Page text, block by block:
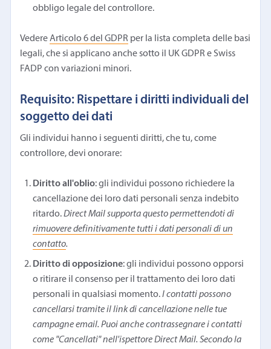
obbligo legale del controllore.
VedereArticolo 6 del GDPR per la lista completa delle basi
legali, che si applicano anche sotto il UK GDPR e Swiss
FADP con variazioni minori.
Requisito: Rispettare i diritti individuali del
soggetto dei dati
Gli individui hanno i seguenti diritti, che tu, come
controllore, devi onorare:
Diritto all'oblio: gli individui possono richiedere la
cancellazione dei loro dati personali senza indebito
ritardo.Direct Mail supporta questo permettendoti di
rimuovere definitivamente tutti i dati personali di un
contatto.
Diritto di opposizione: gli individui possono opporsi
o ritirare il consenso per il trattamento dei loro dati
personali in qualsiasi momento.I contatti possono
cancellarsi tramite il link di cancellazione nelle tue
campagne email. Puoi anche contrassegnare i contatti
come "Cancellati" nell'ispettore Direct Mail. Secondo la